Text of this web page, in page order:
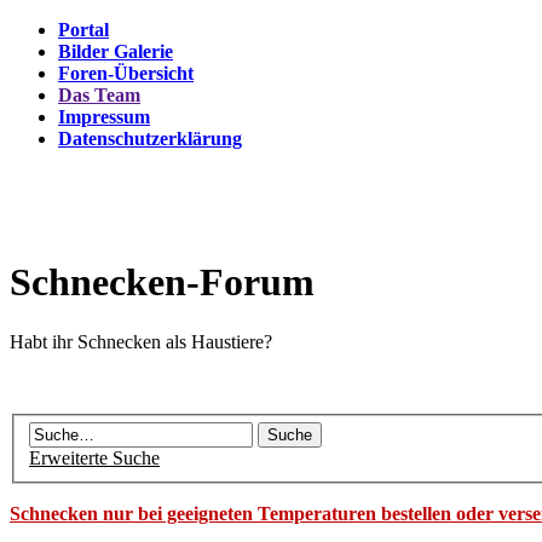
Portal
Bilder Galerie
Foren-Übersicht
Das Team
Impressum
Datenschutzerklärung
Schnecken-Forum
Habt ihr Schnecken als Haustiere?
Erweiterte Suche
Schnecken nur bei geeigneten Temperaturen bestellen oder